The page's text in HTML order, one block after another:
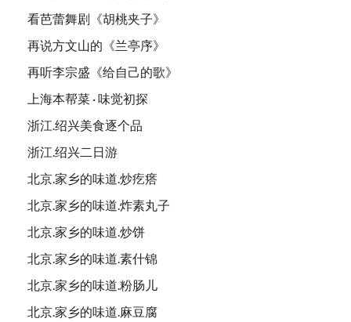
看芭蕾舞剧《胡桃夹子》
再说方文山的《兰亭序》
再听李宗盛《给自己的歌》
上海本帮菜 · 味觉初探
浙江.绍兴美食逐个品
浙江.绍兴二日游
北京.家乡的味道.炒疙瘩
北京.家乡的味道.炸素丸子
北京.家乡的味道.炒饼
北京.家乡的味道.素什锦
北京.家乡的味道.粉肠儿
北京.家乡的味道.麻豆腐